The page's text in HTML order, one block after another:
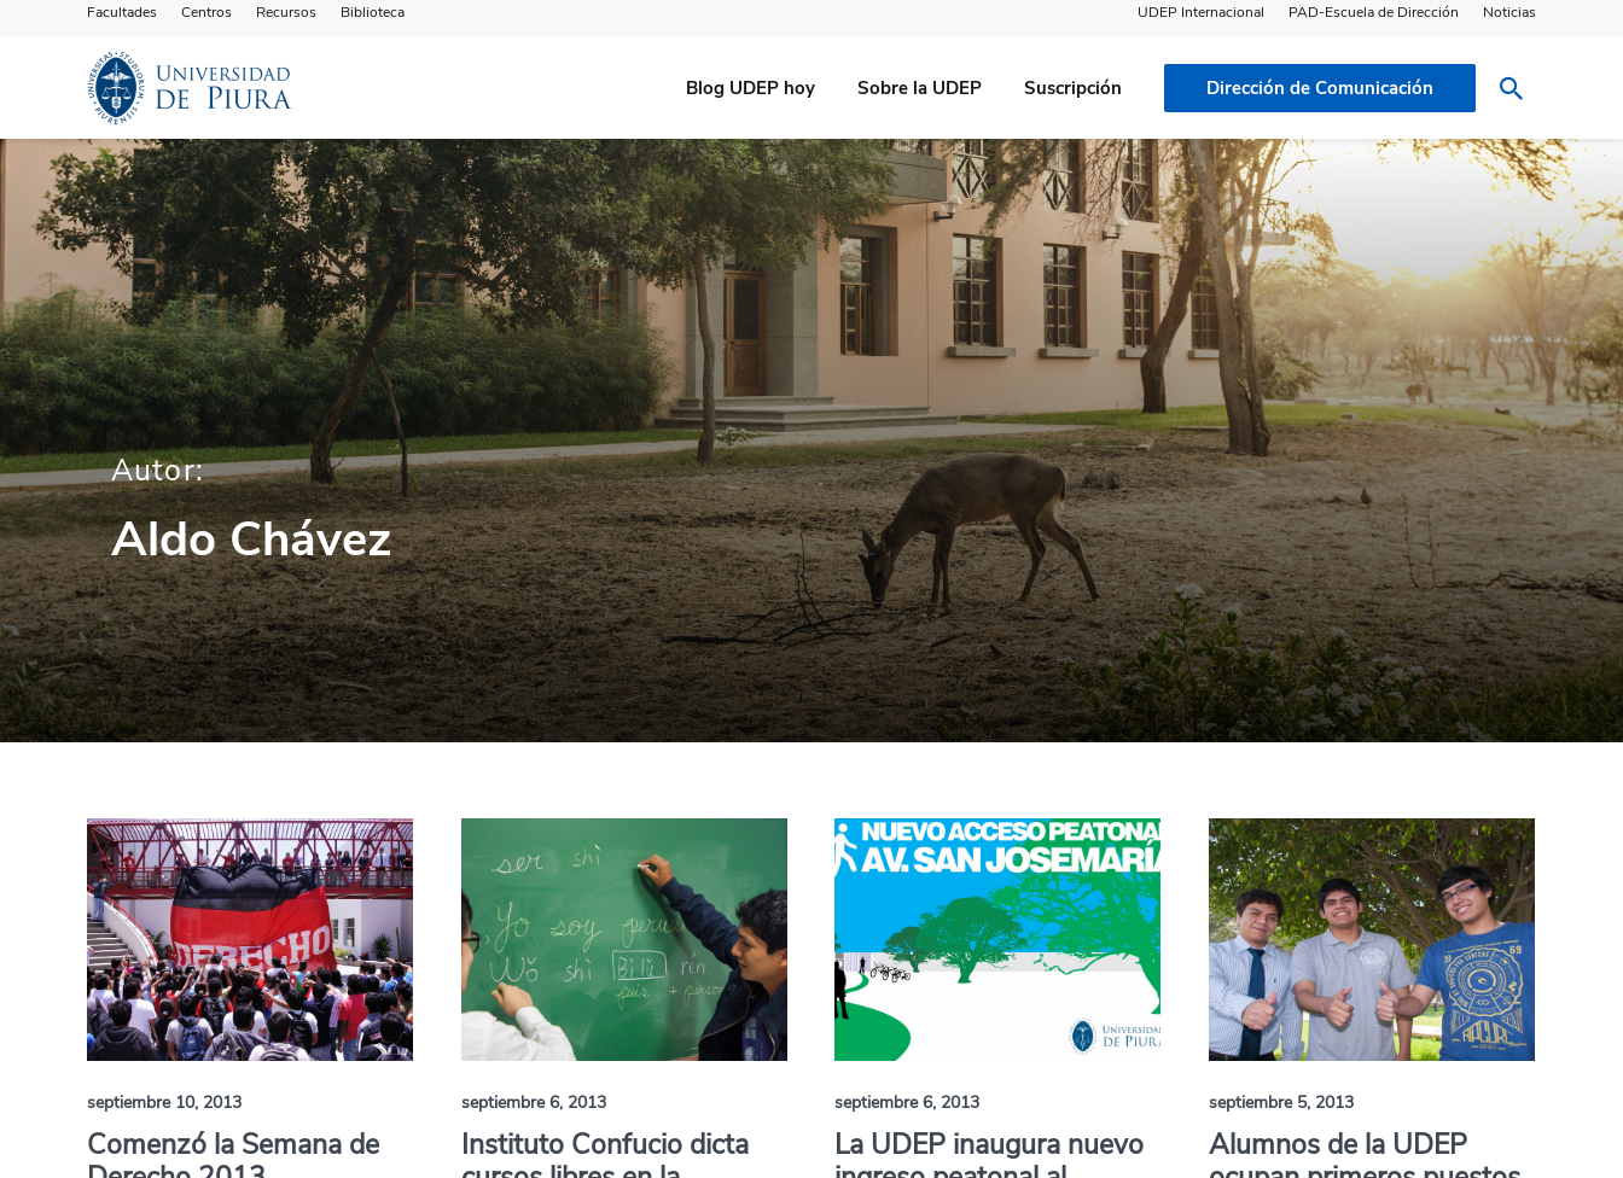
Facultades Centros Recursos Biblioteca UDEP Internacional PAD-Escuela de Dirección Noticias
Blog UDEP hoy Sobre la UDEP Suscripción Dirección de Comunicación
Autor:
Aldo Chávez
septiembre 10, 2013
Comenzó la Semana de
septiembre 6, 2013
Instituto Confucio dicta
septiembre 6, 2013
La UDEP inaugura nuevo
septiembre 5, 2013
Alumnos de la UDEP